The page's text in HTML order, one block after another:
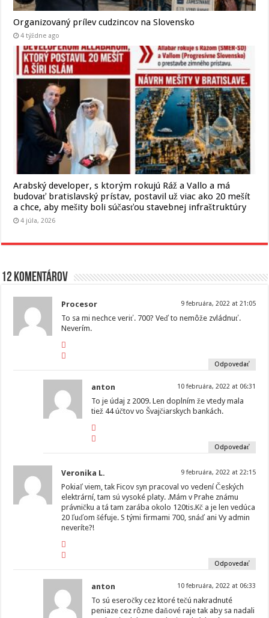
Organizovaný prílev cudzincov na Slovensko
4 týždne ago
Arabský developer, s ktorým rokujú Ráž a Vallo a má
budovať bratislavský prístav, postavil už viac ako 20 mešít
a chce, aby mešity boli súčasťou stavebnej infraštruktúry
4 júla, 2026
12 komentárov
Procesor 9 februára, 2022 at 21:05
To sa mi nechce veriť. 700? Veď to nemôže zvládnuť.
Neverím.
Odpovedať
anton 10 februára, 2022 at 06:31
To je údaj z 2009. Len doplním že vtedy mala
tiež 44 účtov vo Švajčiarskych bankách.
Odpovedať
Veronika L. 9 februára, 2022 at 22:15
Pokiaľ viem, tak Ficov syn pracoval vo vedení Českých
elektrární, tam sú vysoké platy. .Mám v Prahe známu
právničku a tá tam zarába okolo 120tis.Kč a je len vedúca
20 ľuďom šéfuje. S tými firmami 700, snáď ani Vy admin
neveríte?!
Odpovedať
anton 10 februára, 2022 at 06:33
To sú eseročky cez ktoré tečú nakradnuté
peniaze cez rôzne daňové raje tak aby sa nadali